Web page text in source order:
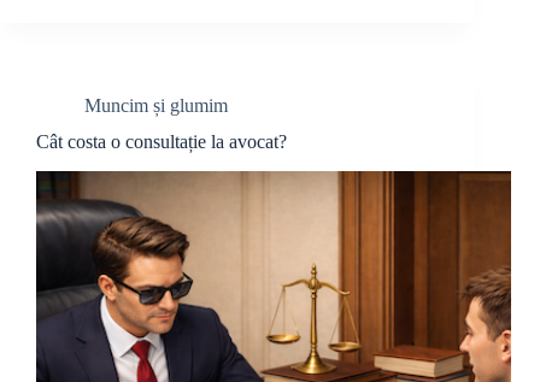
Muncim și glumim
Cât costa o consultație la avocat?